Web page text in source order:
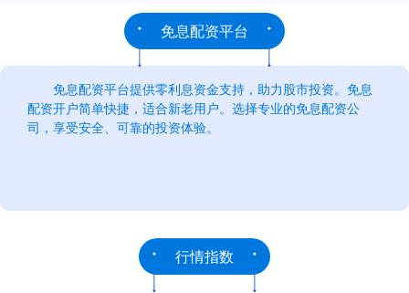
免息配资平台
免息配资平台提供零利息资金支持，助力股市投资。免息
配资开户简单快捷，适合新老用户。选择专业的免息配资公
司，享受安全、可靠的投资体验。
行情指数